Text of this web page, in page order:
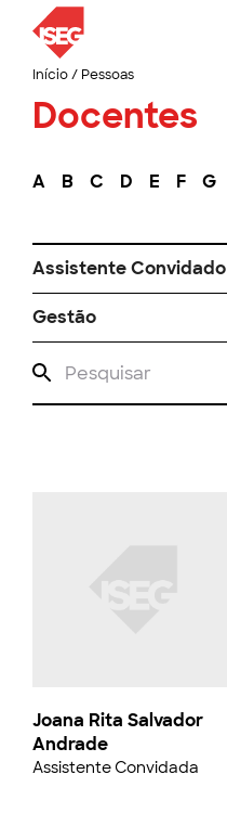
Início/ Pessoas
Docentes
A B C D E F G
Assistente Convidado
Gestão
Joana Rita Salvador
Andrade
Assistente Convidada